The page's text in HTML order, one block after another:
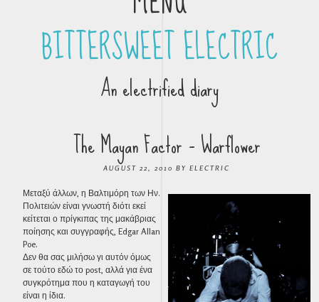
Skip to contentBITTERSWEET ELECTRIC
An electrified diary
The Mayan Factor – Warflower
AUGUST 22, 2010 BY ELECTRIC
Μεταξύ άλλων, η Βαλτιμόρη των Ην.
Πολιτειών είναι γνωστή διότι εκεί
κείτεται ο πρίγκιπας της μακάβριας
ποίησης και συγγραφής, Edgar Allan
Poe.
Δεν θα σας μιλήσω γι αυτόν όμως
σε τούτο εδώ το post, αλλά για ένα
συγκρότημα που η καταγωγή του
είναι η ίδια.